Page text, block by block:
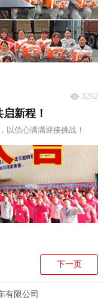
3292
新程！
以信心满满迎接挑战！
下一页
有限公司